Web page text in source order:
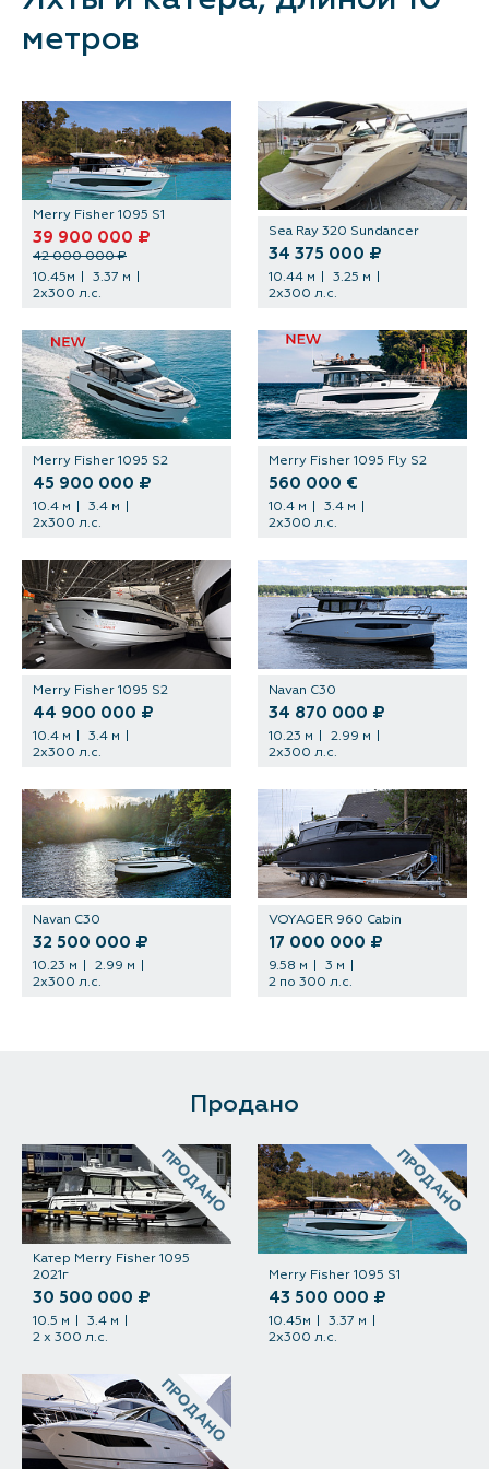
метров
Merry Fisher 1095 S1
39 900 000 ₽
42 000 000 ₽
10.45м
3.37 м
2х300 л.с.
Sea Ray 320 Sundancer
34 375 000 ₽
10.44 м
3.25 м
2х300 л.с.
Merry Fisher 1095 S2
45 900 000 ₽
10.4 м
3.4 м
2х300 л.с.
Merry Fisher 1095 Fly S2
560 000 €
10.4 м
3.4 м
2х300 л.с.
Merry Fisher 1095 S2
44 900 000 ₽
10.4 м
3.4 м
2х300 л.с.
Navan C30
34 870 000 ₽
10.23 м
2.99 м
2x300 л.с.
Navan C30
32 500 000 ₽
10.23 м
2.99 м
2x300 л.с.
VOYAGER 960 Cabin
17 000 000 ₽
9.58 м
3 м
2 по 300 л.с.
Продано
Катер Merry Fisher 1095
2021г
30 500 000 ₽
10.5 м
3.4 м
2 х 300 л.с.
ПРОДАНО
Merry Fisher 1095 S1
43 500 000 ₽
10.45м
3.37 м
2х300 л.с.
ПРОДАНО
ПРОДАНО